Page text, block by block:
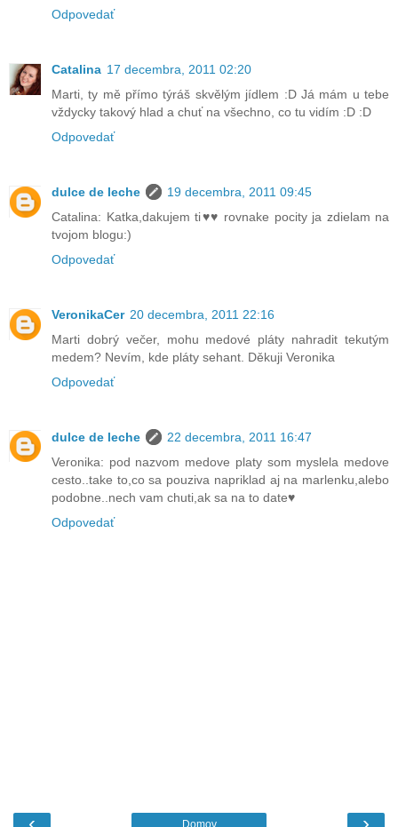
Odpovedať
Catalina 17 decembra, 2011 02:20
Marti, ty mě přímo týráš skvělým jídlem :D Já mám u tebe
vždycky takový hlad a chuť na všechno, co tu vidím :D :D
Odpovedať
dulce de leche
19 decembra, 2011 09:45
Catalina: Katka,dakujem ti♥♥ rovnake pocity ja zdielam na
tvojom blogu:)
Odpovedať
VeronikaCer 20 decembra, 2011 22:16
Marti dobrý večer, mohu medové pláty nahradit tekutým
medem? Nevím, kde pláty sehant. Děkuji Veronika
Odpovedať
dulce de leche
22 decembra, 2011 16:47
Veronika: pod nazvom medove platy som myslela medove
cesto..take to,co sa pouziva napriklad aj na marlenku,alebo
podobne..nech vam chuti,ak sa na to date♥
Odpovedať